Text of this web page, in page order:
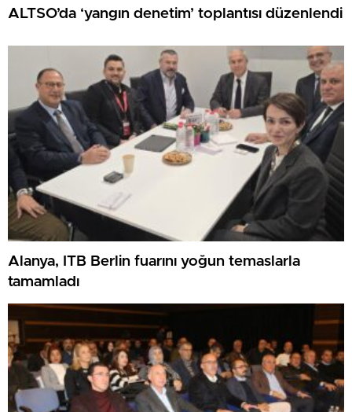
ALTSO’da ‘yangın denetim’ toplantısı düzenlendi
Alanya, ITB Berlin fuarını yoğun temaslarla
tamamladı